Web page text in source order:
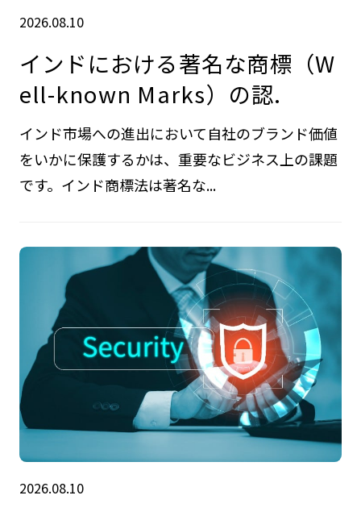
2026.08.10
インドにおける著名な商標（W
ell-known Marks）の認.
インド市場への進出において自社のブランド価値
をいかに保護するかは、重要なビジネス上の課題
です。インド商標法は著名な...
2026.08.10